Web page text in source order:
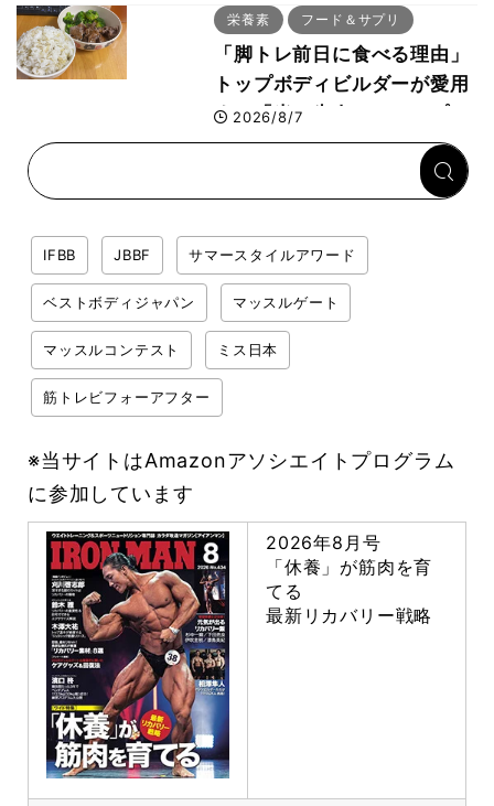
プルオーバーマシン”とは？
栄養素 フード＆サプリ
「脚トレ前日に食べる理由」
トップボディビルダーが愛用
する「米＋牛肉」のシンプル
回復メシとは？
2026/8/7
IFBB JBBF サマースタイルアワード
ベストボディジャパン マッスルゲート
マッスルコンテスト ミス日本
筋トレビフォーアフター
※当サイトはAmazonアソシエイトプログラム
に参加しています
2026年8月号
「休養」が筋肉を育
てる
最新リカバリー戦略